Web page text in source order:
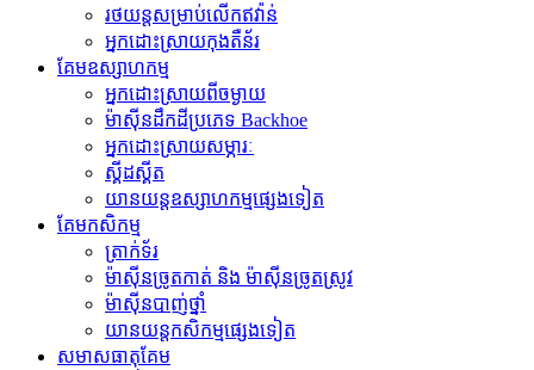
រថយន្ត​សម្រាប់​លើក​ឥវ៉ាន់
អ្នកដោះស្រាយកុងតឺន័រ
គែមឧស្សាហកម្ម
អ្នកដោះស្រាយពីចម្ងាយ
ម៉ាស៊ីន​ដឹក​ដី​ប្រភេទ Backhoe
អ្នកដោះស្រាយសម្ភារៈ
ស្គីដស្គីត
យានយន្តឧស្សាហកម្មផ្សេងទៀត
គែមកសិកម្ម
ត្រាក់ទ័រ
ម៉ាស៊ីនច្រូតកាត់ និង ម៉ាស៊ីនច្រូតស្រូវ
ម៉ាស៊ីនបាញ់ថ្នាំ
យានយន្តកសិកម្មផ្សេងទៀត
សមាសធាតុ​គែម